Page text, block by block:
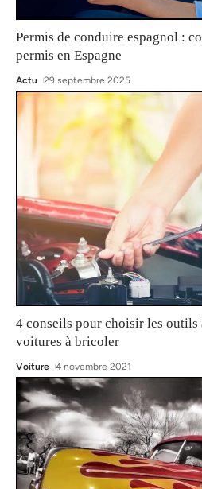
Permis de conduire espagnol :
permis en Espagne
Actu 29 septembre 2025
4 conseils pour choisir les outils
voitures à bricoler
Voiture 4 novembre 2021